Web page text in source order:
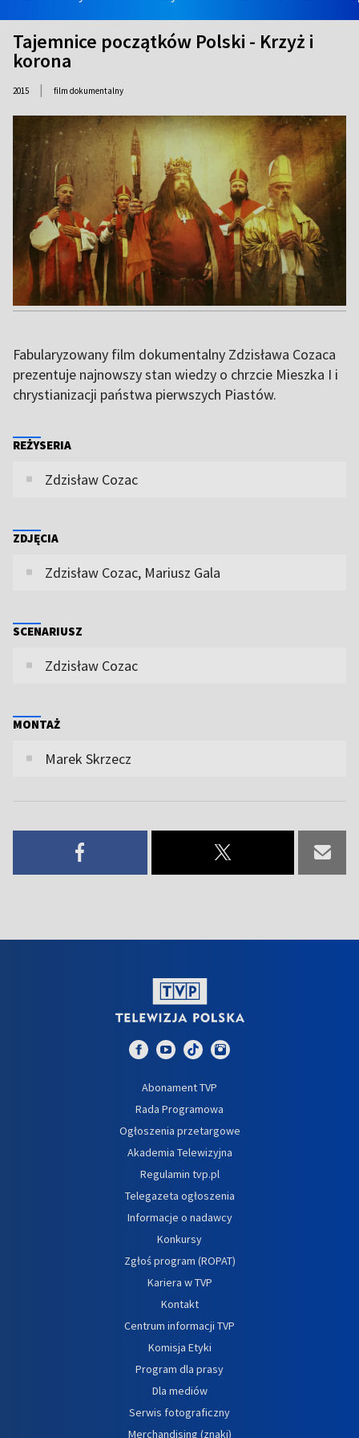
Tajemnice początków Polski - Krzyż i
korona
2015 | film dokumentalny
Fabularyzowany film dokumentalny Zdzisława Cozaca
prezentuje najnowszy stan wiedzy o chrzcie Mieszka I i
chrystianizacji państwa pierwszych Piastów.
REŻYSERIA
Zdzisław Cozac
ZDJĘCIA
Zdzisław Cozac, Mariusz Gala
SCENARIUSZ
Zdzisław Cozac
MONTAŻ
Marek Skrzecz
Abonament TVP
Rada Programowa
Ogłoszenia przetargowe
Akademia Telewizyjna
Regulamin tvp.pl
Telegazeta ogłoszenia
Informacje o nadawcy
Konkursy
Zgłoś program (ROPAT)
Kariera w TVP
Kontakt
Centrum informacji TVP
Komisja Etyki
Program dla prasy
Dla mediów
Serwis fotograficzny
Merchandising (znaki)